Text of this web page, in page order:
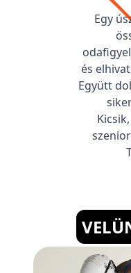
Egy
és
Együtt